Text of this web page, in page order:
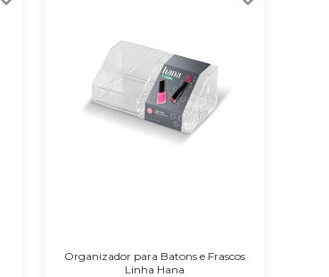
Organizador para Batons e Frascos
Linha Hana